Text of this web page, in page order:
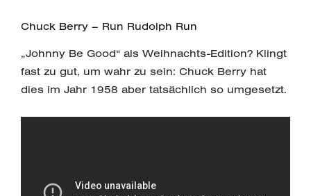
Chuck Berry – Run Rudolph Run
„Johnny Be Good“ als Weihnachts-Edition? Klingt
fast zu gut, um wahr zu sein: Chuck Berry hat
dies im Jahr 1958 aber tatsächlich so umgesetzt.